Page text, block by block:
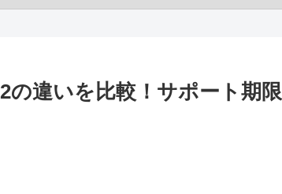
違いを比較！サポート期限